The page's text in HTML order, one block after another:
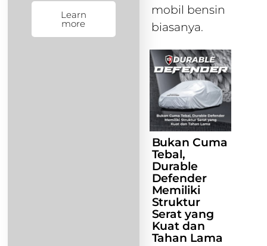
Learn
more
mobil bensin
biasanya.
Bukan Cuma
Tebal,
Durable
Defender
Memiliki
Struktur
Serat yang
Kuat dan
Tahan Lama